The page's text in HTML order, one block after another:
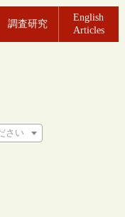
調査研究
English
Articles
さい